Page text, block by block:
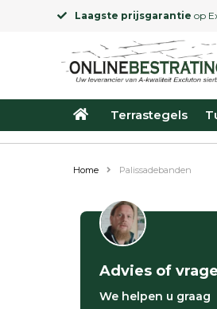
Laagste prijsgarantie op
Terrastegels
Home Palissadebanden
Advies of
We helpen u graag